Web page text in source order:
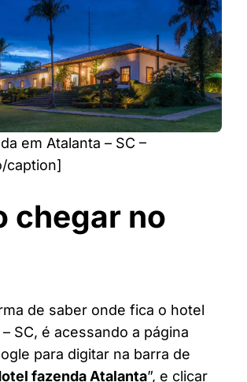
em Atalanta – SC –
caption]
chegar no
de saber onde fica o hotel
SC, é acessando a página
para digitar na barra de
fazenda Atalanta”, e clicar